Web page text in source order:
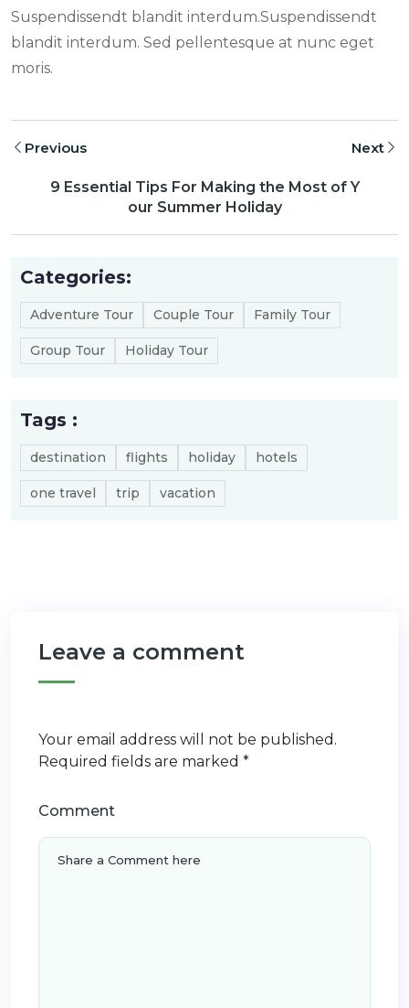
Suspendissendt blandit interdum.Suspendissendt
blandit interdum. Sed pellentesque at nunc eget
moris.
Previous
9 Essential Tips For Making the Most of Y
our Summer Holiday
Next
Categories:
Adventure Tour Couple Tour Family Tour
Group Tour Holiday Tour
Tags :
destination flights holiday hotels
one travel trip vacation
Leave a comment
Your email address will not be published.
Required fields are marked *
Comment